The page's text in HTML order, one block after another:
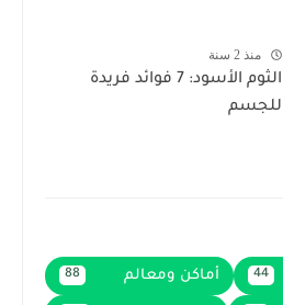
منذ 2 سنة
الثوم الأسود: 7 فوائد فريدة
للجسم
44 أماكن ومعالم 88